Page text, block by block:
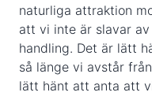
naturliga attraktion
att vi inte är slavar
handling. Det är lätt
så länge vi avstår
lätt hänt att anta att